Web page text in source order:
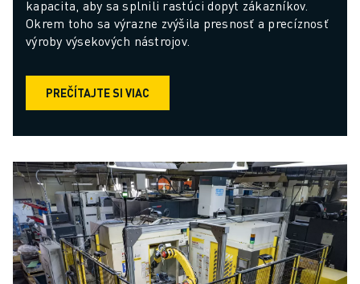
kapacita, aby sa splnili rastúci dopyt zákazníkov.
Okrem toho sa výrazne zvýšila presnosť a precíznosť
výroby výsekových nástrojov.
PREČÍTAJTE SI VIAC